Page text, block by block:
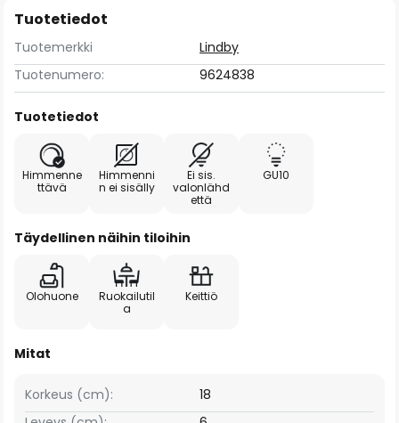
Tuotetiedot
Tuotemerkki
Lindby
Tuotenumero:
9624838
Tuotetiedot
Himmenne
ttävä
Himmenni
n ei sisälly
Ei sis.
valonlähd
että
GU10
Täydellinen näihin tiloihin
Olohuone
Ruokailutil
a
Keittiö
Mitat
Korkeus (cm): 18